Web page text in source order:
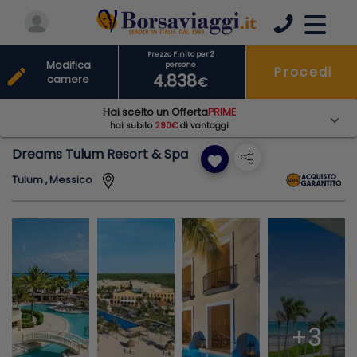
Dreams Tulum Resort & Spa favorite
Tulum , Messico
+3
Prezzo Finito per 2
persone
4.838€
Procedi
edit
Modifica
camere
Hai scelto un OffertaPRIME
hai subito 290€di vantaggi